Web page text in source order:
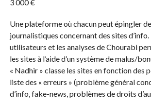
3 000 €
Une plateforme où chacun peut épingler
journalistiques concernant des sites d’info.
utilisateurs et les analyses de Chourabi
les sites à l’aide d’un système de malus/
« Nadhir » classe les sites en fonction des
liste des « erreurs » (problème général
d’info, fake-news, problèmes de droits